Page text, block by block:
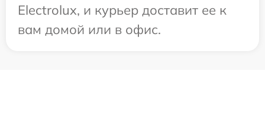
Electrolux, и курьер доставит ее к
вам домой или в офис.